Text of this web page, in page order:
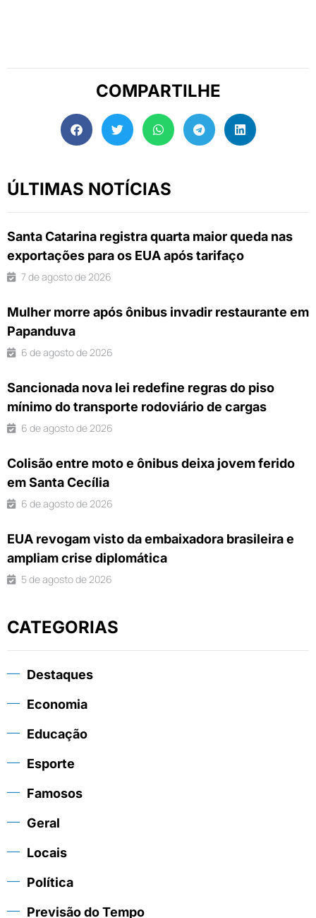
COMPARTILHE
ÚLTIMAS NOTÍCIAS
Santa Catarina registra quarta maior queda nas
exportações para os EUA após tarifaço
7 de agosto de 2026
Mulher morre após ônibus invadir restaurante em
Papanduva
6 de agosto de 2026
Sancionada nova lei redefine regras do piso
mínimo do transporte rodoviário de cargas
6 de agosto de 2026
Colisão entre moto e ônibus deixa jovem ferido
em Santa Cecília
6 de agosto de 2026
EUA revogam visto da embaixadora brasileira e
ampliam crise diplomática
5 de agosto de 2026
CATEGORIAS
Destaques
Economia
Educação
Esporte
Famosos
Geral
Locais
Política
Previsão do Tempo